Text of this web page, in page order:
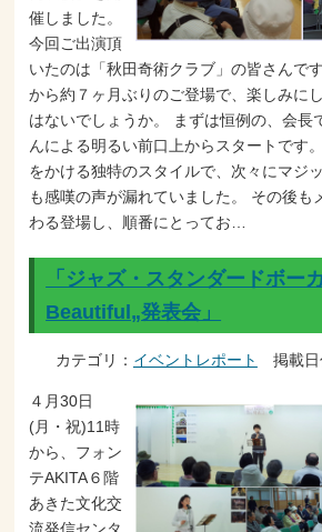
催しました。
今回ご出演頂
いたのは「秋田奇術クラブ」の皆さんで
から約７ヶ月ぶりのご登場で、楽しみに
はないでしょうか。 まずは恒例の、会長
んによる明るい前口上からスタートです
をかける独特のスタイルで、次々にマジ
も感嘆の声が漏れていました。 その後も
わる登場し、順番にとってお…
「ジャズ・スタンダードボー
Beautiful„発表会」
カテゴリ： イベントレポート 掲載日
４月30日
(月・祝)11時
から、フォン
テAKITA６階
あきた文化交